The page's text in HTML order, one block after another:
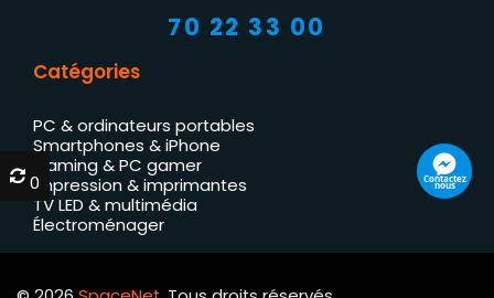
70 22 33 00
Catégories
PC & ordinateurs portables
Smartphones & iPhone
Gaming & PC gamer
Impression & imprimantes
TV LED & multimédia
Électroménager
Contactez
nous
0
0